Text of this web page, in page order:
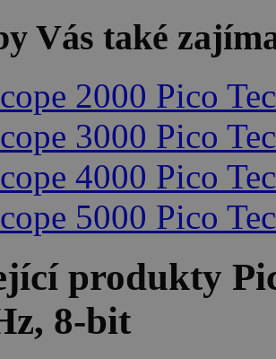
Vás také
2000 Pico
3000 Pico
4000 Pico
5000 Pico
produkty
8-bit